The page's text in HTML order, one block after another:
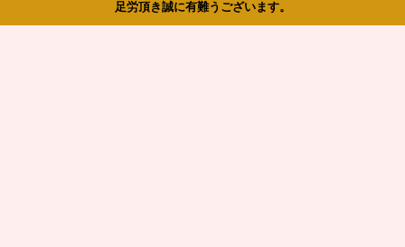
足労頂き誠に有難うございます。